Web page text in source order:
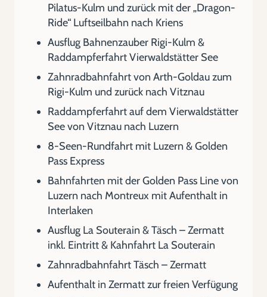
Pilatus-Kulm und zurück mit der „Dragon-
Ride“ Luftseilbahn nach Kriens
Ausflug Bahnenzauber Rigi-Kulm &
Raddampferfahrt Vierwaldstätter See
Zahnradbahnfahrt von Arth-Goldau zum
Rigi-Kulm und zurück nach Vitznau
Raddampferfahrt auf dem Vierwaldstätter
See von Vitznau nach Luzern
8-Seen-Rundfahrt mit Luzern & Golden
Pass Express
Bahnfahrten mit der Golden Pass Line von
Luzern nach Montreux mit Aufenthalt in
Interlaken
Ausflug La Souterain & Täsch – Zermatt
inkl. Eintritt & Kahnfahrt La Souterain
Zahnradbahnfahrt Täsch – Zermatt
Aufenthalt in Zermatt zur freien Verfügung